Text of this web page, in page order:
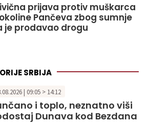
prijava protiv muškarca
Pančeva zbog sumnje
je prodavao drogu
SRBIJA
| 09:05 > 14:12
i toplo, neznatno viši
Dunava kod Bezdana